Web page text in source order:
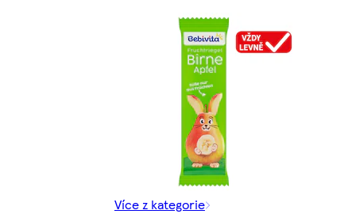
Více z kategorie